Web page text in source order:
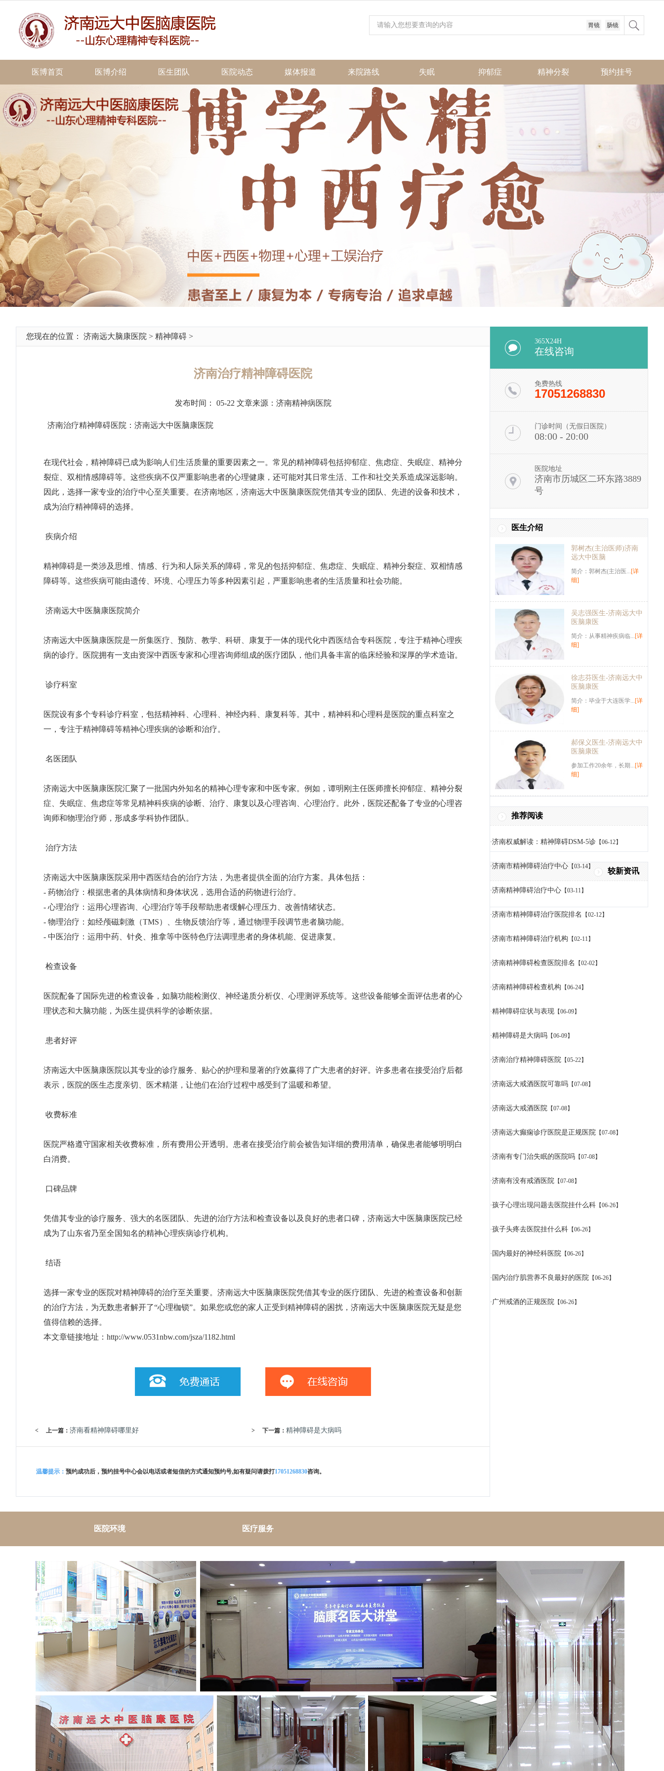
胃镜 肠镜
医博首页 医博介绍 医生团队 医院动态 媒体报道 来院路线 失眠 抑郁症 精神分裂 预约挂号
您现在的位置： 济南远大脑康医院 > 精神障碍 >
济南治疗精神障碍医院
发布时间： 05-22 文章来源： 济南精神病医院
济南治疗精神障碍医院：济南远大中医脑康医院
在现代社会，精神障碍已成为影响人们生活质量的重要因素之一。常见的精神障碍包括抑郁症、焦虑症、失眠症、精神分
裂症、双相情感障碍等。这些疾病不仅严重影响患者的心理健康，还可能对其日常生活、工作和社交关系造成深远影响。
因此，选择一家专业的治疗中心至关重要。在济南地区，济南远大中医脑康医院凭借其专业的团队、先进的设备和技术，
成为治疗精神障碍的选择。
疾病介绍
精神障碍是一类涉及思维、情感、行为和人际关系的障碍，常见的包括抑郁症、焦虑症、失眠症、精神分裂症、双相情感
障碍等。这些疾病可能由遗传、环境、心理压力等多种因素引起，严重影响患者的生活质量和社会功能。
济南远大中医脑康医院简介
济南远大中医脑康医院是一所集医疗、预防、教学、科研、康复于一体的现代化中西医结合专科医院，专注于精神心理疾
病的诊疗。医院拥有一支由资深中西医专家和心理咨询师组成的医疗团队，他们具备丰富的临床经验和深厚的学术造诣。
诊疗科室
医院设有多个专科诊疗科室，包括精神科、心理科、神经内科、康复科等。其中，精神科和心理科是医院的重点科室之
一，专注于精神障碍等精神心理疾病的诊断和治疗。
名医团队
济南远大中医脑康医院汇聚了一批国内外知名的精神心理专家和中医专家。例如，谭明刚主任医师擅长抑郁症、精神分裂
症、失眠症、焦虑症等常见精神科疾病的诊断、治疗、康复以及心理咨询、心理治疗。此外，医院还配备了专业的心理咨
询师和物理治疗师，形成多学科协作团队。
治疗方法
济南远大中医脑康医院采用中西医结合的治疗方法，为患者提供全面的治疗方案。具体包括：
- 药物治疗：根据患者的具体病情和身体状况，选用合适的药物进行治疗。
- 心理治疗：运用心理咨询、心理治疗等手段帮助患者缓解心理压力、改善情绪状态。
- 物理治疗：如经颅磁刺激（TMS）、生物反馈治疗等，通过物理手段调节患者脑功能。
- 中医治疗：运用中药、针灸、推拿等中医特色疗法调理患者的身体机能、促进康复。
检查设备
医院配备了国际先进的检查设备，如脑功能检测仪、神经递质分析仪、心理测评系统等。这些设备能够全面评估患者的心
理状态和大脑功能，为医生提供科学的诊断依据。
患者好评
济南远大中医脑康医院以其专业的诊疗服务、贴心的护理和显著的疗效赢得了广大患者的好评。许多患者在接受治疗后都
表示，医院的医生态度亲切、医术精湛，让他们在治疗过程中感受到了温暖和希望。
收费标准
医院严格遵守国家相关收费标准，所有费用公开透明。患者在接受治疗前会被告知详细的费用清单，确保患者能够明明白
白消费。
口碑品牌
凭借其专业的诊疗服务、强大的名医团队、先进的治疗方法和检查设备以及良好的患者口碑，济南远大中医脑康医院已经
成为了山东省乃至全国知名的精神心理疾病诊疗机构。
结语
选择一家专业的医院对精神障碍的治疗至关重要。济南远大中医脑康医院凭借其专业的医疗团队、先进的检查设备和创新
的治疗方法，为无数患者解开了“心理枷锁”。如果您或您的家人正受到精神障碍的困扰，济南远大中医脑康医院无疑是您
值得信赖的选择。
本文章链接地址： http://www.0531nbw.com/jsza/1182.html
< 上一篇： 济南看精神障碍哪里好 > 下一篇： 精神障碍是大病吗
温馨提示： 预约成功后，预约挂号中心会以电话或者短信的方式通知预约号,如有疑问请拨打17051268830咨询。
365X24H
在线咨询
免费热线
17051268830
门诊时间（无假日医院）
08:00 - 20:00
医院地址
济南市历城区二环东路3889
号
医生介绍
郭树杰(主治医师)济南
远大中医脑
简介：郭树杰(主治医...[详
细]
吴志强医生-济南远大中
医脑康医
简介：从事精神疾病临...[详
细]
徐志芬医生-济南远大中
医脑康医
简介：毕业于大连医学...[详
细]
郝保义医生-济南远大中
医脑康医
参加工作20余年，长期...[详
细]
推荐阅读
·济南权威解读：精神障碍DSM-5诊 【06-12】
·济南市精神障碍治疗中心 【03-14】
·济南精神障碍治疗中心 【03-11】
·济南市精神障碍治疗医院排名 【02-12】
·济南市精神障碍治疗机构 【02-11】
·济南精神障碍检查医院排名 【02-02】
·济南精神障碍检查机构 【06-24】
·精神障碍症状与表现 【06-09】
·精神障碍是大病吗 【06-09】
·济南治疗精神障碍医院 【05-22】
较新资讯
·济南远大戒酒医院可靠吗 【07-08】
·济南远大戒酒医院 【07-08】
·济南远大癫痫诊疗医院是正规医院 【07-08】
·济南有专门治失眠的医院吗 【07-08】
·济南有没有戒酒医院 【07-08】
·孩子心理出现问题去医院挂什么科 【06-26】
·孩子头疼去医院挂什么科 【06-26】
· 国内最好的神经科医院 【06-26】
· 国内治疗肌营养不良最好的医院 【06-26】
·广州戒酒的正规医院 【06-26】
医院环境 医疗服务